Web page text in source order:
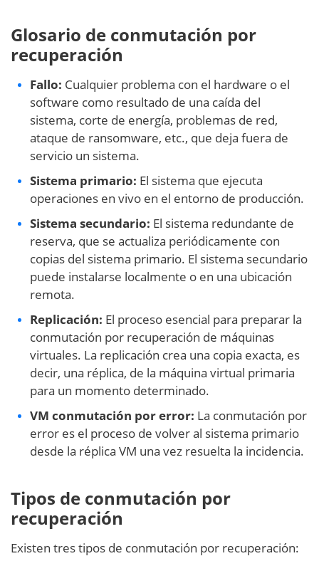
Glosario de conmutación por
recuperación
Fallo: Cualquier problema con el hardware o el
software como resultado de una caída del
sistema, corte de energía, problemas de red,
ataque de ransomware, etc., que deja fuera de
servicio un sistema.
Sistema primario: El sistema que ejecuta
operaciones en vivo en el entorno de producción.
Sistema secundario: El sistema redundante de
reserva, que se actualiza periódicamente con
copias del sistema primario. El sistema secundario
puede instalarse localmente o en una ubicación
remota.
Replicación: El proceso esencial para preparar la
conmutación por recuperación de máquinas
virtuales. La replicación crea una copia exacta, es
decir, una réplica, de la máquina virtual primaria
para un momento determinado.
VM conmutación por error: La conmutación por
error es el proceso de volver al sistema primario
desde la réplica VM una vez resuelta la incidencia.
Tipos de conmutación por
recuperación
Existen tres tipos de conmutación por recuperación: